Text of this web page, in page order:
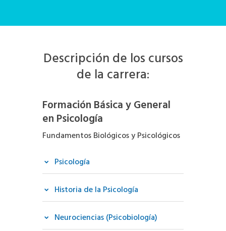
Descripción de los cursos
de la carrera:
Formación Básica y General
en Psicología
Fundamentos Biológicos y Psicológicos
Psicología
Historia de la Psicología
Neurociencias (Psicobiología)